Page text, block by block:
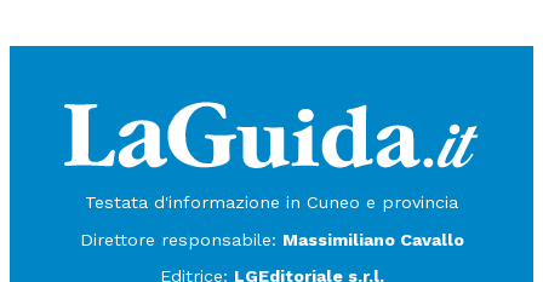
Testata d'informazione in Cuneo e provincia
Direttore responsabile: Massimiliano Cavallo
Editrice: LGEditoriale s.r.l.